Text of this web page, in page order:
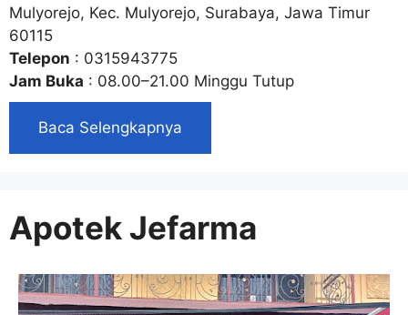
Mulyorejo, Kec. Mulyorejo, Surabaya, Jawa Timur
60115
Telepon : 0315943775
Jam Buka : 08.00–21.00 Minggu Tutup
Baca Selengkapnya
Apotek Jefarma